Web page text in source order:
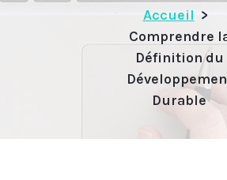
Accueil >
Comprendre
Définition du
Durable